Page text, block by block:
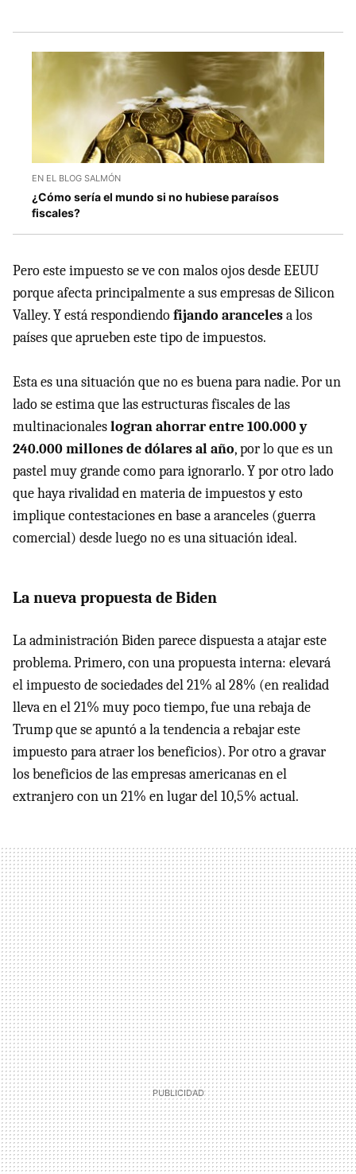
EN EL BLOG SALMÓN
¿Cómo sería el mundo si no hubiese paraísos
fiscales?
Pero este impuesto se ve con malos ojos desde EEUU
porque afecta principalmente a sus empresas de Silicon
Valley. Y está respondiendofijando arancelesa los
países que aprueben este tipo de impuestos.
Esta es una situación que no es buena para nadie. Por un
lado se estima que las estructuras fiscales de las
multinacionaleslogran ahorrar entre 100.000 y
240.000 millones de dólares al año, por lo que es un
pastel muy grande como para ignorarlo. Y por otro lado
que haya rivalidad en materia de impuestos y esto
implique contestaciones en base a aranceles (guerra
comercial) desde luego no es una situación ideal.
La nueva propuesta de Biden
La administración Biden parece dispuesta a atajar este
problema. Primero, con una propuesta interna: elevará
el impuesto de sociedades del 21% al 28% (en realidad
lleva en el 21% muy poco tiempo, fue una rebaja de
Trump que se apuntó a la tendencia a rebajar este
impuesto para atraer los beneficios). Por otro a gravar
los beneficios de las empresas americanas en el
extranjero con un 21% en lugar del 10,5% actual.